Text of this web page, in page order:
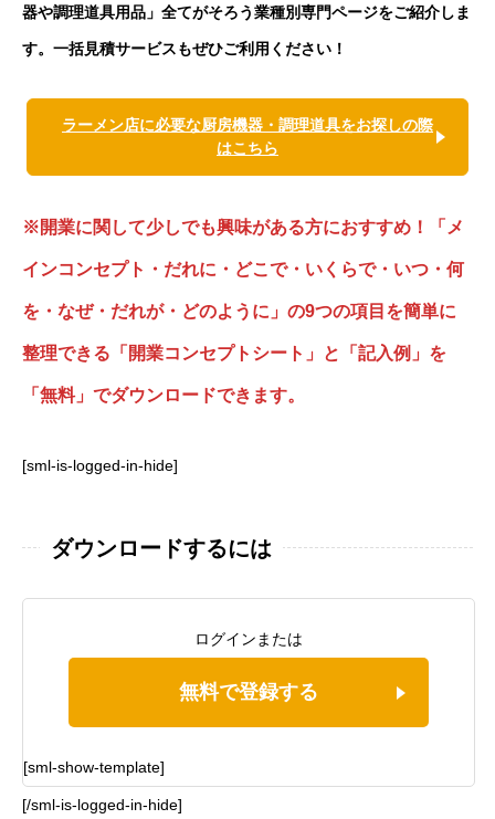
器や調理道具用品」全てがそろう業種別専門ページをご紹介しま
す。一括見積サービスもぜひご利用ください！
ラーメン店に必要な厨房機器・調理道具をお探しの際
はこちら
※開業に関して少しでも興味がある方におすすめ！「メ
インコンセプト・だれに・どこで・いくらで・いつ・何
を・なぜ・だれが・どのように」の9つの項目を簡単に
整理できる「開業コンセプトシート」と「記入例」を
「無料」でダウンロードできます。
[sml-is-logged-in-hide]
ダウンロードするには
ログインまたは
無料で登録する
[sml-show-template]
[/sml-is-logged-in-hide]